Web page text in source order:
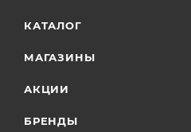
КАТАЛОГ
МАГАЗИНЫ
АКЦИИ
БРЕНДЫ